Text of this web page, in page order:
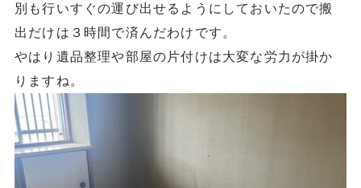
別も行いすぐの運び出せるようにしておいたので搬
出だけは３時間で済んだわけです。
やはり遺品整理や部屋の片付けは大変な労力が掛か
りますね。